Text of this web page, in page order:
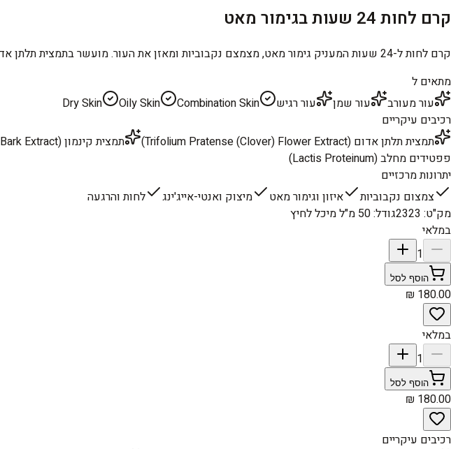
קרם לחות 24 שעות בגימור מאט
קרם לחות ל-24 שעות המעניק גימור מאט, מצמצם נקבוביות ומאזן את העור. מועשר בתמצית תלתן אדום.
מתאים ל
עור מעורב
עור שמן עור רגיש Dry Skin Oily Skin
Combination Skin
רכיבים עיקריים
תמצית תלתן אדום (Trifolium Pratense (Clover) Flower Extract)
תמצית קינמון (Cinnamomum Zeylanicum Bark Extract)
פפטידים מחלב (Lactis Proteinum)
יתרונות מרכזיים
צמצום נקבוביות
איזון וגימור מאט מיצוק ואנטי-אייג'ינג
לחות והרגעה
מק"ט:
2323גודל:50 מ"ל מיכל לחיץ
במלאי
1
הוסף לסל
במלאי
1
הוסף לסל
רכיבים עיקריים